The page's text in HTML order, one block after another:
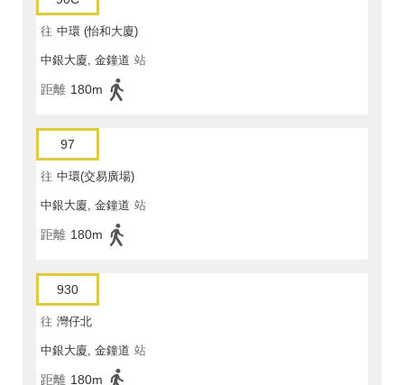
往 中環 (怡和大廈)
中銀大廈, 金鐘道 站
距離 180m
97
往 中環(交易廣場)
中銀大廈, 金鐘道 站
距離 180m
930
往 灣仔北
中銀大廈, 金鐘道 站
距離 180m